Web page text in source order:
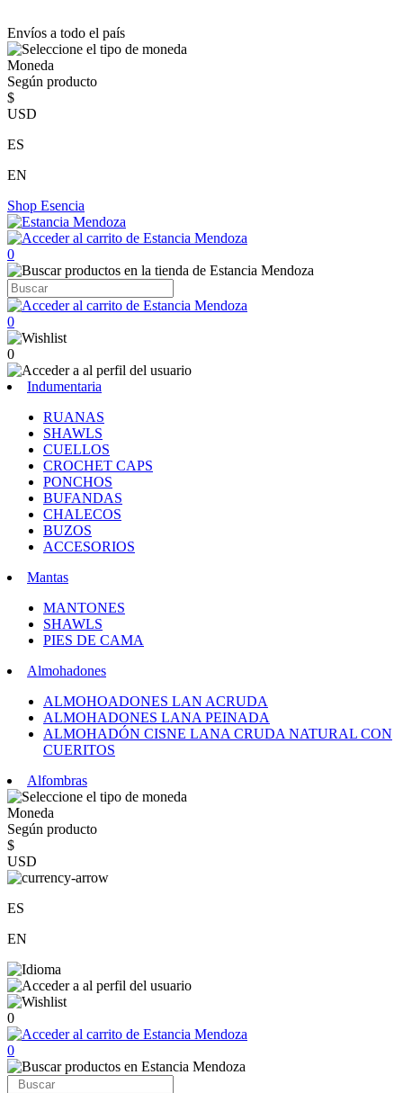
Envíos a todo el país
Moneda
Según producto
$
USD
ES
EN
Shop Esencia
0
0
0
Indumentaria
RUANAS
SHAWLS
CUELLOS
CROCHET CAPS
PONCHOS
BUFANDAS
CHALECOS
BUZOS
ACCESORIOS
Mantas
MANTONES
SHAWLS
PIES DE CAMA
Almohadones
ALMOHOADONES LAN ACRUDA
ALMOHADONES LANA PEINADA
ALMOHADÓN CISNE LANA CRUDA NATURAL CON
CUERITOS
Alfombras
Moneda
Según producto
$
USD
ES
EN
0
0